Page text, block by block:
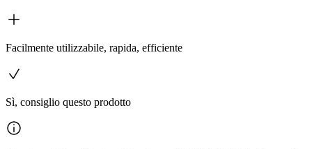
Facilmente utilizzabile, rapida, efficiente
Sì, consiglio questo prodotto